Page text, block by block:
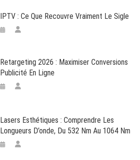
IPTV : Ce Que Recouvre Vraiment Le Sigle
Retargeting 2026 : Maximiser Conversions
Publicité En Ligne
Lasers Esthétiques : Comprendre Les
Longueurs D’onde, Du 532 Nm Au 1064 Nm